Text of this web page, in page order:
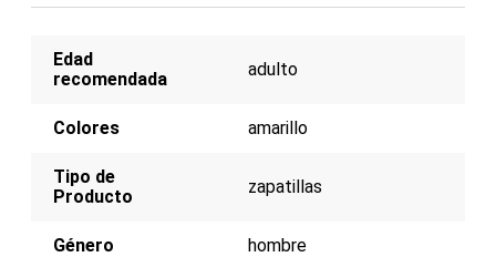
Edad
recomendada
adulto
Colores amarillo
Tipo de
Producto
zapatillas
Género hombre